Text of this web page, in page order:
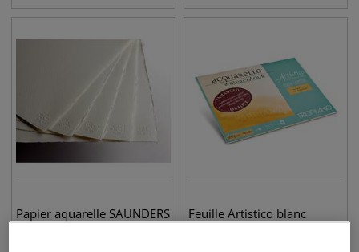
Papier aquarelle SAUNDERS
Feuille Artistico blanc